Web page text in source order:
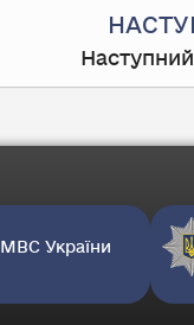
МВС України